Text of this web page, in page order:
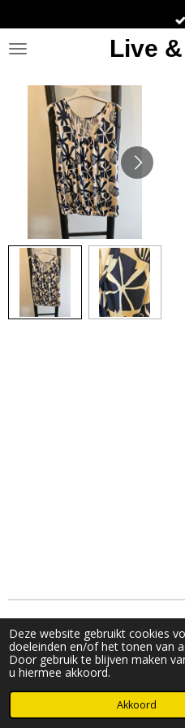
Deze website gebruikt cookies
doeleinden en/of het tonen van
Door gebruik te blijven maken
u hiermee akkoord.
Akkoord
direct
naar
hoofdinhoud
Live
© 2023 - 2026 Live & Shine
Powered by JouwWeb